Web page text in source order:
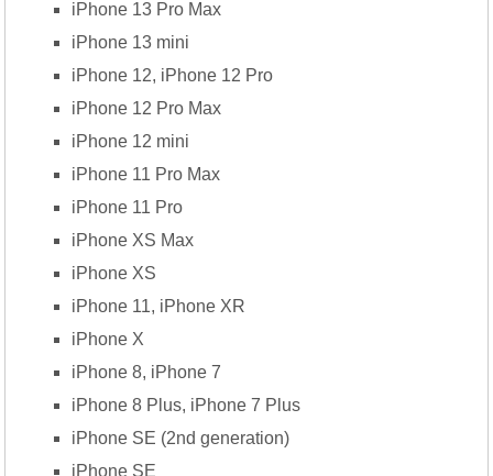
iPhone 13 Pro Max
iPhone 13 mini
iPhone 12, iPhone 12 Pro
iPhone 12 Pro Max
iPhone 12 mini
iPhone 11 Pro Max
iPhone 11 Pro
iPhone XS Max
iPhone XS
iPhone 11, iPhone XR
iPhone X
iPhone 8, iPhone 7
iPhone 8 Plus, iPhone 7 Plus
iPhone SE (2nd generation)
iPhone SE